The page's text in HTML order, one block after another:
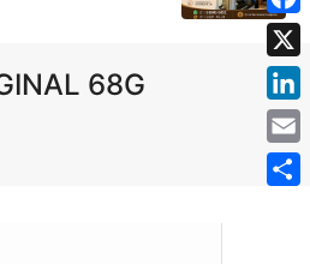
68G
X